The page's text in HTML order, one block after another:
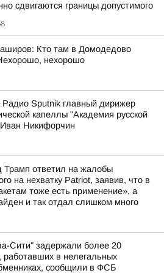
сдвигаются границы допустимого
Кто там в Домодедово
нехорошо
Sputnik главный дирижер
капеллы "Академия русской
Никифорчин
Трамп ответил на жалобы
на нехватку Patriot, заявив, что в
тоже есть применение», а
и так отдал слишком много
Сити" задержали более 20
работавших в нелегальных
сообщили в ФСБ